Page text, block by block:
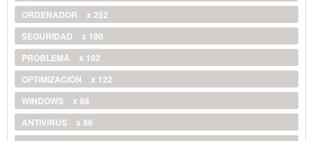
ORDENADOR
x 252
SEGURIDAD
x 190
PROBLEMA
x 182
OPTIMIZACIÓN
x 122
WINDOWS
x 88
ANTIVIRUS
x 86